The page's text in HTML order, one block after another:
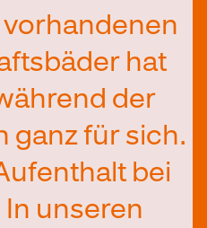
hat
der
ganz für sich.
bei
unseren